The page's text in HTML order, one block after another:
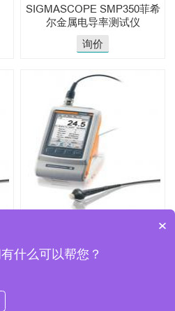
SIGMASCOPE SMP350菲希
尔金属电导率测试仪
询价
SIGMASCOPE SMP350菲希
询价
×
什么可以帮您？